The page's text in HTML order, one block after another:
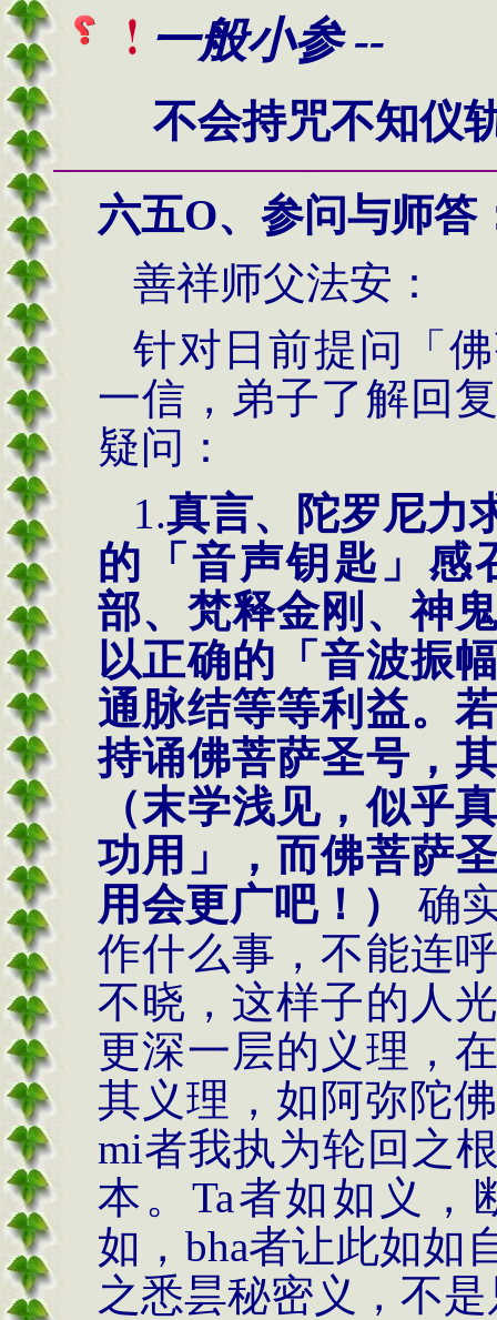
一般小参 --
不会持咒不知仪
六五O、 参问与师答
善祥师父法安：
针对日前提问「
一信，弟子了解回
疑问：
1.真言、陀罗尼力
的「音声钥匙」感
部、梵释金刚、神
以正确的「音波振
通脉结等等利益。
持诵佛菩萨圣号，
（末学浅见，似乎
功用」，而佛菩萨
用会更广吧！） 确
作什么事，不能连
不晓，这样子的人
更深一层的义理，
其义理，如阿弥陀
mi者我执为轮回之
本。Ta者如如义，
如， bha者让此如如
之悉昙秘密义，不